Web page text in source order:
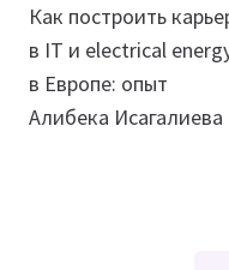
по
записям
Как построить
в IT и electrical
в Европе: опыт
Алибека Исагалиева